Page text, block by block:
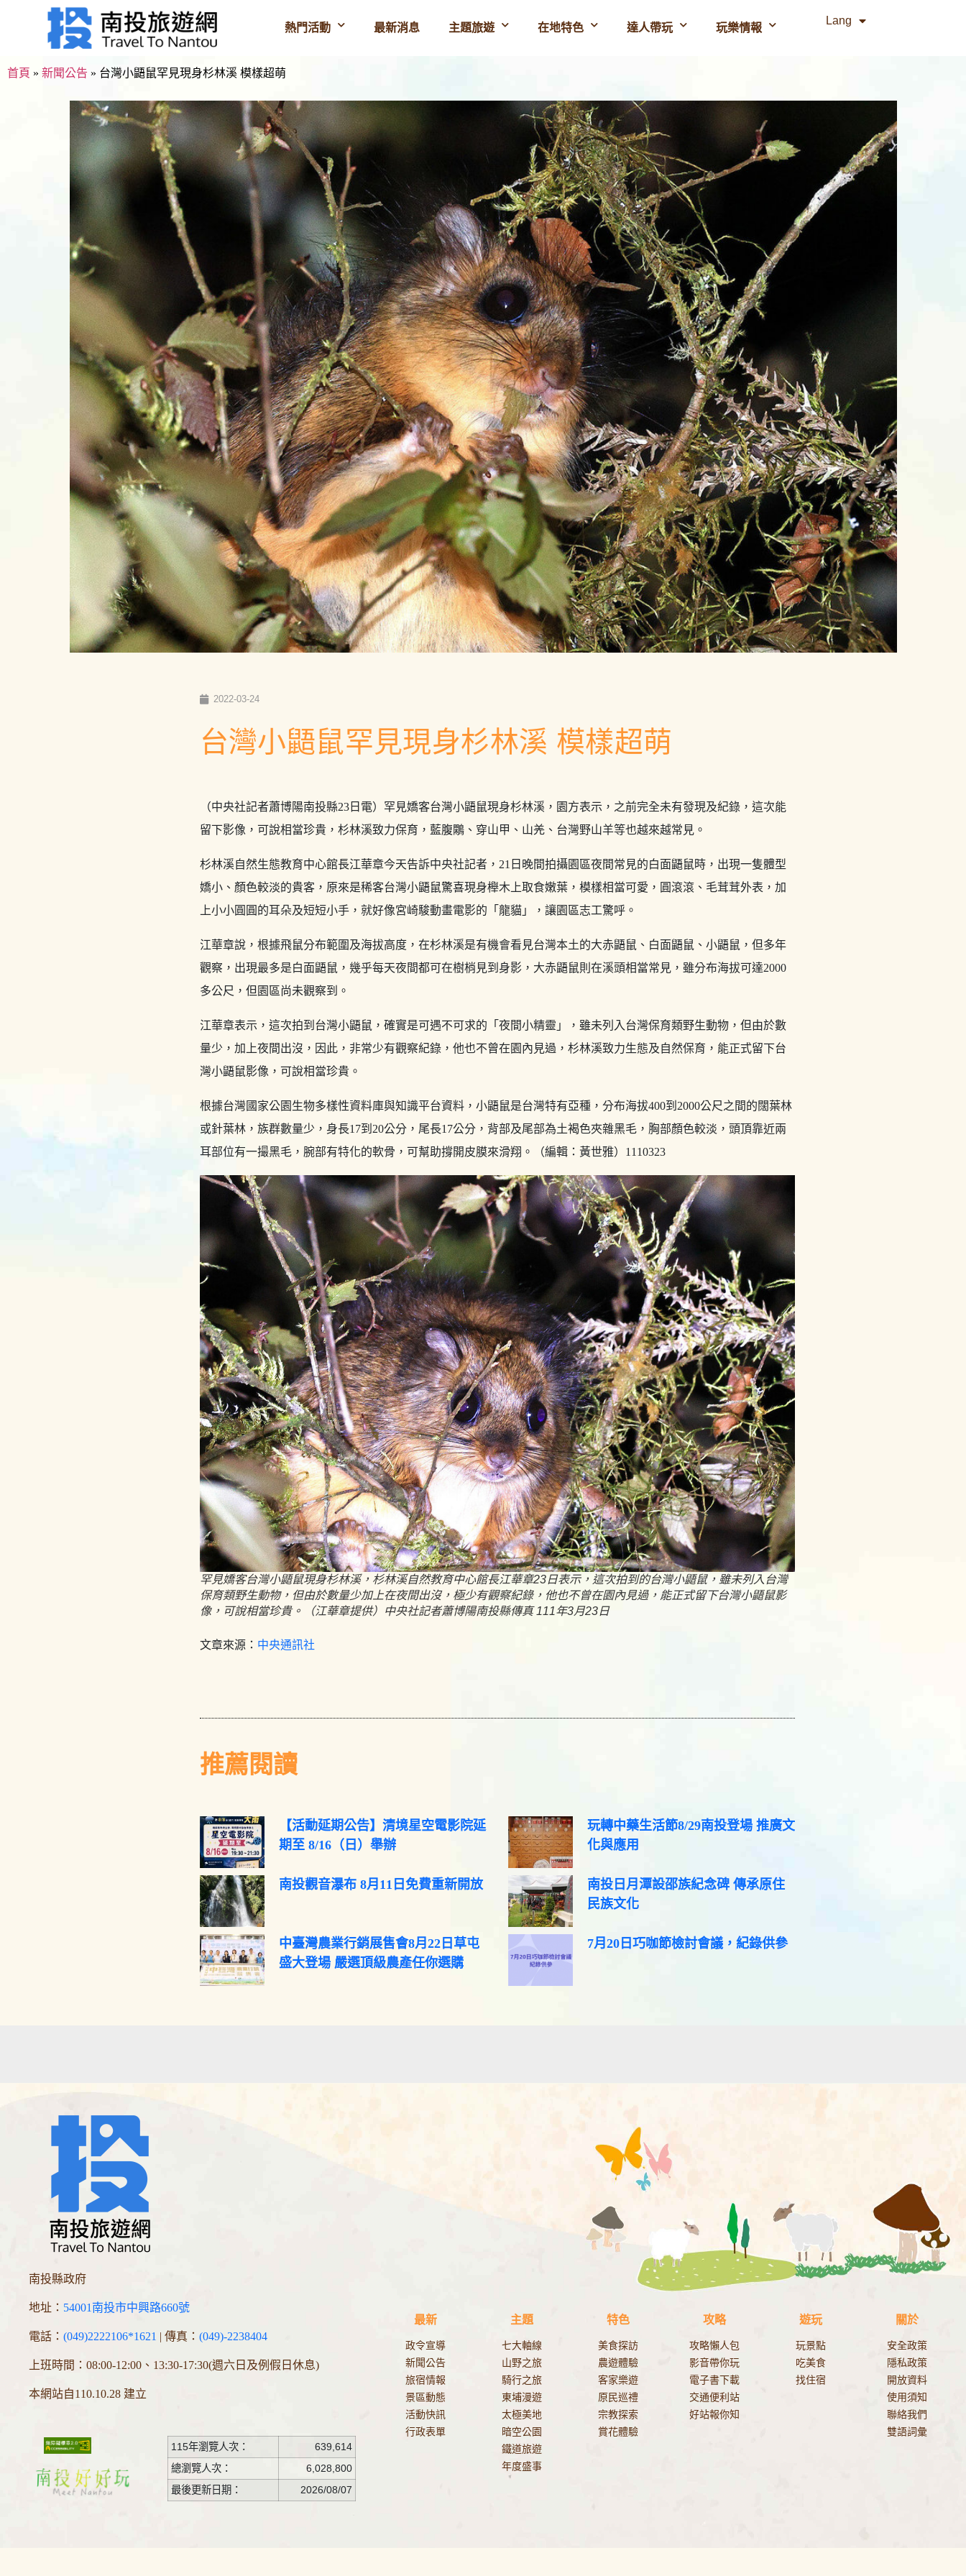
熱門活動 最新消息 主題旅遊 在地特色 達人帶玩 玩樂情報
Lang
首頁 » 新聞公告 » 台灣小鼯鼠罕見現身杉林溪 模樣超萌
2022-03-24
台灣小鼯鼠罕見現身杉林溪 模樣超萌
（中央社記者蕭博陽南投縣23日電）罕見嬌客台灣小鼯鼠現身杉林溪，園方表示，之前完全未有發現及紀錄，這次能
留下影像，可說相當珍貴，杉林溪致力保育，藍腹鷴、穿山甲、山羌、台灣野山羊等也越來越常見。
杉林溪自然生態教育中心館長江華章今天告訴中央社記者，21日晚間拍攝園區夜間常見的白面鼯鼠時，出現一隻體型
嬌小、顏色較淡的貴客，原來是稀客台灣小鼯鼠驚喜現身櫸木上取食嫩葉，模樣相當可愛，圓滾滾、毛茸茸外表，加
上小小圓圓的耳朵及短短小手，就好像宮崎駿動畫電影的「龍貓」，讓園區志工驚呼。
江華章說，根據飛鼠分布範圍及海拔高度，在杉林溪是有機會看見台灣本土的大赤鼯鼠、白面鼯鼠、小鼯鼠，但多年
觀察，出現最多是白面鼯鼠，幾乎每天夜間都可在樹梢見到身影，大赤鼯鼠則在溪頭相當常見，雖分布海拔可達2000
多公尺，但園區尚未觀察到。
江華章表示，這次拍到台灣小鼯鼠，確實是可遇不可求的「夜間小精靈」，雖未列入台灣保育類野生動物，但由於數
量少，加上夜間出沒，因此，非常少有觀察紀錄，他也不曾在園內見過，杉林溪致力生態及自然保育，能正式留下台
灣小鼯鼠影像，可說相當珍貴。
根據台灣國家公園生物多樣性資料庫與知識平台資料，小鼯鼠是台灣特有亞種，分布海拔400到2000公尺之間的闊葉林
或針葉林，族群數量少，身長17到20公分，尾長17公分，背部及尾部為土褐色夾雜黑毛，胸部顏色較淡，頭頂靠近兩
耳部位有一撮黑毛，腕部有特化的軟骨，可幫助撐開皮膜來滑翔。（編輯：黃世雅）1110323
罕見嬌客台灣小鼯鼠現身杉林溪，杉林溪自然教育中心館長江華章23日表示，這次拍到的台灣小鼯鼠，雖未列入台灣
保育類野生動物，但由於數量少加上在夜間出沒，極少有觀察紀錄，他也不曾在園內見過，能正式留下台灣小鼯鼠影
像，可說相當珍貴。（江華章提供）中央社記者蕭博陽南投縣傳真 111年3月23日
文章來源： 中央通訊社
推薦閱讀
【活動延期公告】清境星空電影院延
期至 8/16（日）舉辦
玩轉中藥生活節8/29南投登場 推廣文
化與應用
南投觀音瀑布 8月11日免費重新開放
南投日月潭設邵族紀念碑 傳承原住
民族文化
中臺灣農業行銷展售會8月22日草屯
盛大登場 嚴選頂級農產任你選購
7月20日巧咖節檢討會議，紀錄供參
南投縣政府
地址： 54001南投市中興路660號
電話： (049)2222106*1621 | 傳真： (049)-2238404
上班時間：08:00-12:00、13:30-17:30(週六日及例假日休息)
本網站自110.10.28 建立
115年瀏覽人次：
639,614
總瀏覽人次：
6,028,800
最後更新日期：
2026/08/07
最新
政令宣導
新聞公告
旅宿情報
景區動態
活動快訊
行政表單
主題
七大軸線
山野之旅
騎行之旅
東埔漫遊
太極美地
暗空公園
鐵道旅遊
年度盛事
特色
美食探訪
農遊體驗
客家樂遊
原民巡禮
宗教探索
賞花體驗
攻略
攻略懶人包
影音帶你玩
電子書下載
交通便利站
好站報你知
遊玩
玩景點
吃美食
找住宿
關於
安全政策
隱私政策
開放資料
使用須知
聯絡我們
雙語詞彙